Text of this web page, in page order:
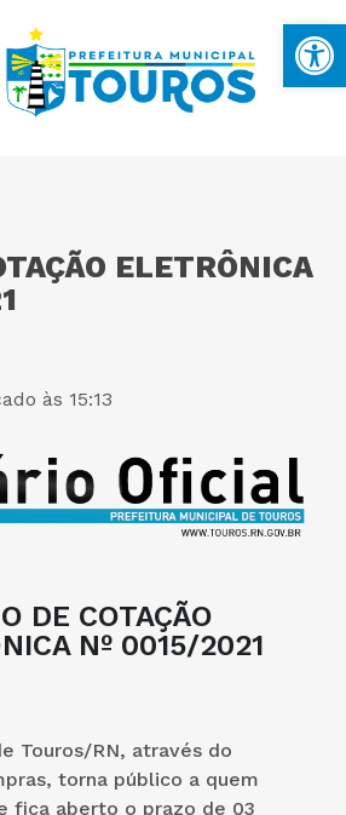
ELETRÔNICA
às 15:13
DE COTAÇÃO
Nº 0015/2021
Touros/RN, através do
torna público a quem
fica aberto o prazo de 03